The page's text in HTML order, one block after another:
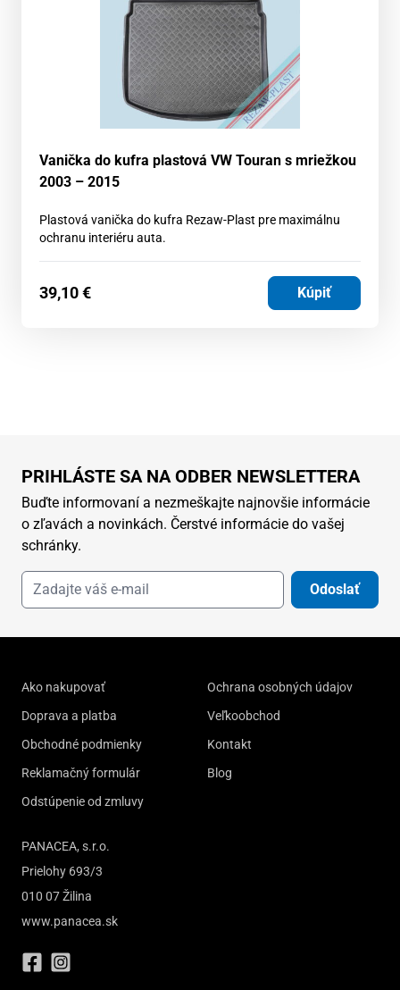
Vanička do kufra plastová VW Touran s mriežkou
2003 – 2015
Plastová vanička do kufra Rezaw-Plast pre maximálnu
ochranu interiéru auta.
39,10€ Kúpiť
PRIHLÁSTE SA NA ODBER NEWSLETTERA
Buďte informovaní a nezmeškajte najnovšie informácie
o zľavách a novinkách. Čerstvé informácie do vašej
schránky.
Odoslať
Ako nakupovať
Doprava a platba
Obchodné podmienky
Reklamačný formulár
Odstúpenie od zmluvy
Ochrana osobných údajov
Veľkoobchod
Kontakt
Blog
PANACEA, s.r.o.
Prielohy 693/3
010 07 Žilina
www.panacea.sk